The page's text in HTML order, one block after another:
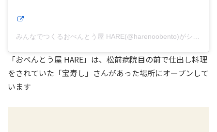
みんなでつくるおべんとう屋 HARE(@harenoobento)がシェアした投稿
「おべんとう屋 HARE」は、松前病院目の前で仕出し料理
をされていた「宝寿し」さんがあった場所にオープンして
います